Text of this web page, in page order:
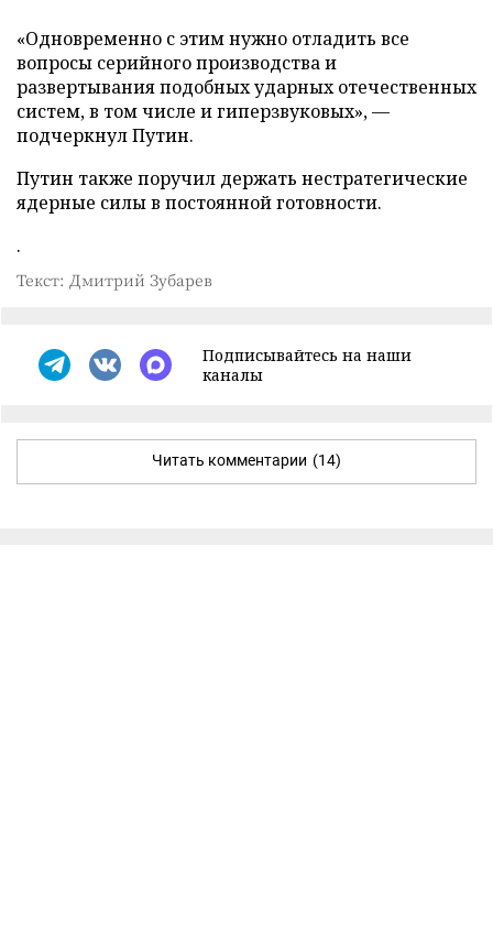
«Одновременно с этим нужно отладить все
вопросы серийного производства и
развертывания подобных ударных отечественных
систем, в том числе и гиперзвуковых», —
подчеркнул Путин.
Путин также поручил держать нестратегические
ядерные силы в постоянной готовности.
.
Текст: Дмитрий Зубарев
Подписывайтесь на наши
каналы
Читать комментарии (14)